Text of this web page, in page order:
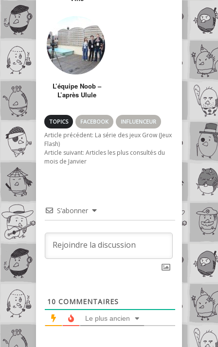
L’équipe Noob –
L’après Ulule
TOPICS FACEBOOK INFLUENCEUR
Article précédent: La série des jeux Grow (Jeux
Flash)
Article suivant: Articles les plus consultés du
mois de Janvier
S’abonner
10 COMMENTAIRES
Le plus ancien